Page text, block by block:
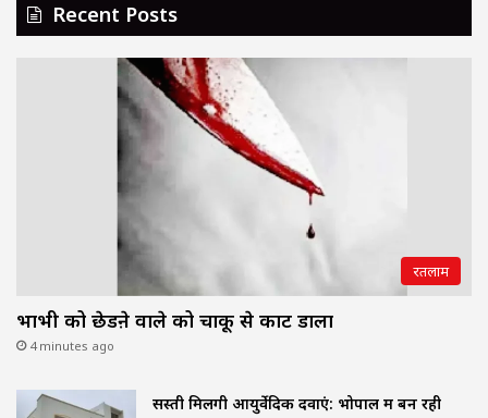
Recent Posts
रतलाम
भाभी को छेडऩे वाले को चाकू से काट डाला
4 minutes ago
सस्ती मिलेंगी आयुर्वेदिक दवाएं: भोपाल में बन रही